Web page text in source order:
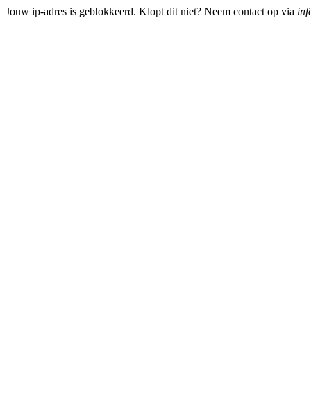
Jouw ip-adres is geblokkeerd. Klopt dit niet? Neem contact op via